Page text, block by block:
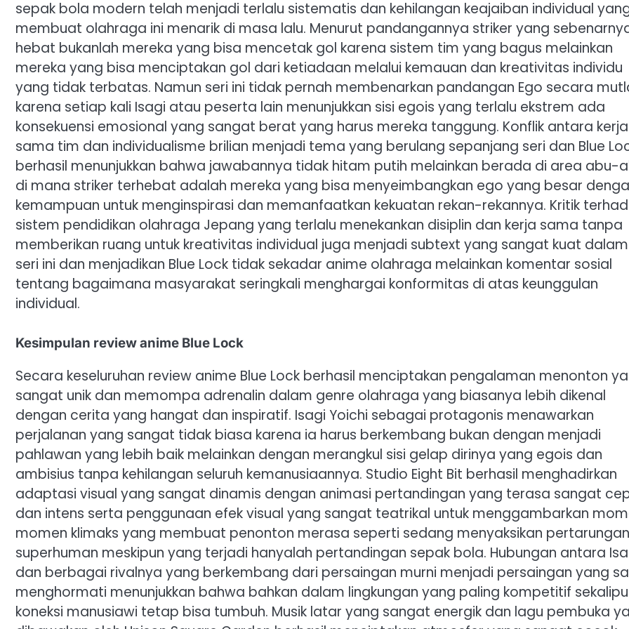
sepak bola modern telah menjadi terlalu sistematis dan kehilangan keajaiban individual
membuat olahraga ini menarik di masa lalu. Menurut pandangannya striker yang
hebat bukanlah mereka yang bisa mencetak gol karena sistem tim yang bagus melainkan
mereka yang bisa menciptakan gol dari ketiadaan melalui kemauan dan kreativitas individu
yang tidak terbatas. Namun seri ini tidak pernah membenarkan pandangan Ego secara
karena setiap kali Isagi atau peserta lain menunjukkan sisi egois yang terlalu ekstrem ada
konsekuensi emosional yang sangat berat yang harus mereka tanggung. Konflik antara kerja
sama tim dan individualisme brilian menjadi tema yang berulang sepanjang seri dan Blue
berhasil menunjukkan bahwa jawabannya tidak hitam putih melainkan berada di area abu-
di mana striker terhebat adalah mereka yang bisa menyeimbangkan ego yang besar
kemampuan untuk menginspirasi dan memanfaatkan kekuatan rekan-rekannya. Kritik
sistem pendidikan olahraga Jepang yang terlalu menekankan disiplin dan kerja sama tanpa
memberikan ruang untuk kreativitas individual juga menjadi subtext yang sangat kuat dalam
seri ini dan menjadikan Blue Lock tidak sekadar anime olahraga melainkan komentar sosial
tentang bagaimana masyarakat seringkali menghargai konformitas di atas keunggulan
individual.
Kesimpulan review anime Blue Lock
Secara keseluruhan review anime Blue Lock berhasil menciptakan pengalaman menonton
sangat unik dan memompa adrenalin dalam genre olahraga yang biasanya lebih dikenal
dengan cerita yang hangat dan inspiratif. Isagi Yoichi sebagai protagonis menawarkan
perjalanan yang sangat tidak biasa karena ia harus berkembang bukan dengan menjadi
pahlawan yang lebih baik melainkan dengan merangkul sisi gelap dirinya yang egois dan
ambisius tanpa kehilangan seluruh kemanusiaannya. Studio Eight Bit berhasil menghadirkan
adaptasi visual yang sangat dinamis dengan animasi pertandingan yang terasa sangat
dan intens serta penggunaan efek visual yang sangat teatrikal untuk menggambarkan
momen klimaks yang membuat penonton merasa seperti sedang menyaksikan pertarungan
superhuman meskipun yang terjadi hanyalah pertandingan sepak bola. Hubungan antara
dan berbagai rivalnya yang berkembang dari persaingan murni menjadi persaingan yang
menghormati menunjukkan bahwa bahkan dalam lingkungan yang paling kompetitif
koneksi manusiawi tetap bisa tumbuh. Musik latar yang sangat energik dan lagu pembuka